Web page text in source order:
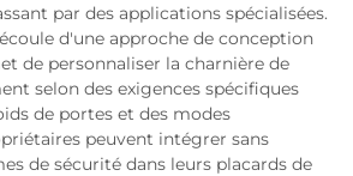
par des applications spécialisées.
d'une approche de conception
de personnaliser la charnière de
selon des exigences spécifiques
de portes et des modes
peuvent intégrer sans
de sécurité dans leurs placards de